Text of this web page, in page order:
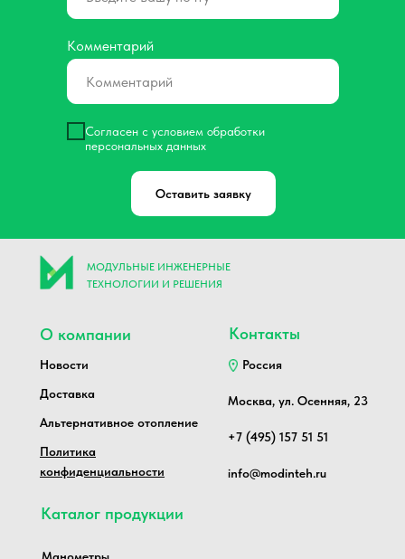
Комментарий
Согласен с условием обработки
персональных данных
Оставить заявку
МОДУЛЬНЫЕ ИНЖЕНЕРНЫЕ
ТЕХНОЛОГИИ И РЕШЕНИЯ
Каталог продукции
Контакты
О компании
Новости Россия
+7 (495) 157 51 51
Москва, ул. Осенняя, 23
Политика
конфиденциальности
info@modinteh.ru
Альтернативное отопление
Доставка